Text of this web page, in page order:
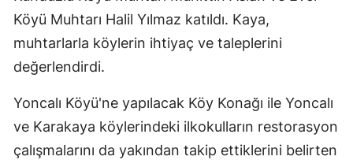
Edirne
Elazığ
Eskişehir
Köyü Muhtarı Halil Yılmaz katıldı. Kaya,
muhtarlarla köylerin ihtiyaç ve taleplerini
değerlendirdi.
Yoncalı Köyü'ne yapılacak Köy Konağı ile Yoncalı
ve Karakaya köylerindeki ilkokulların restorasyon
çalışmalarını da yakından takip ettiklerini belirten